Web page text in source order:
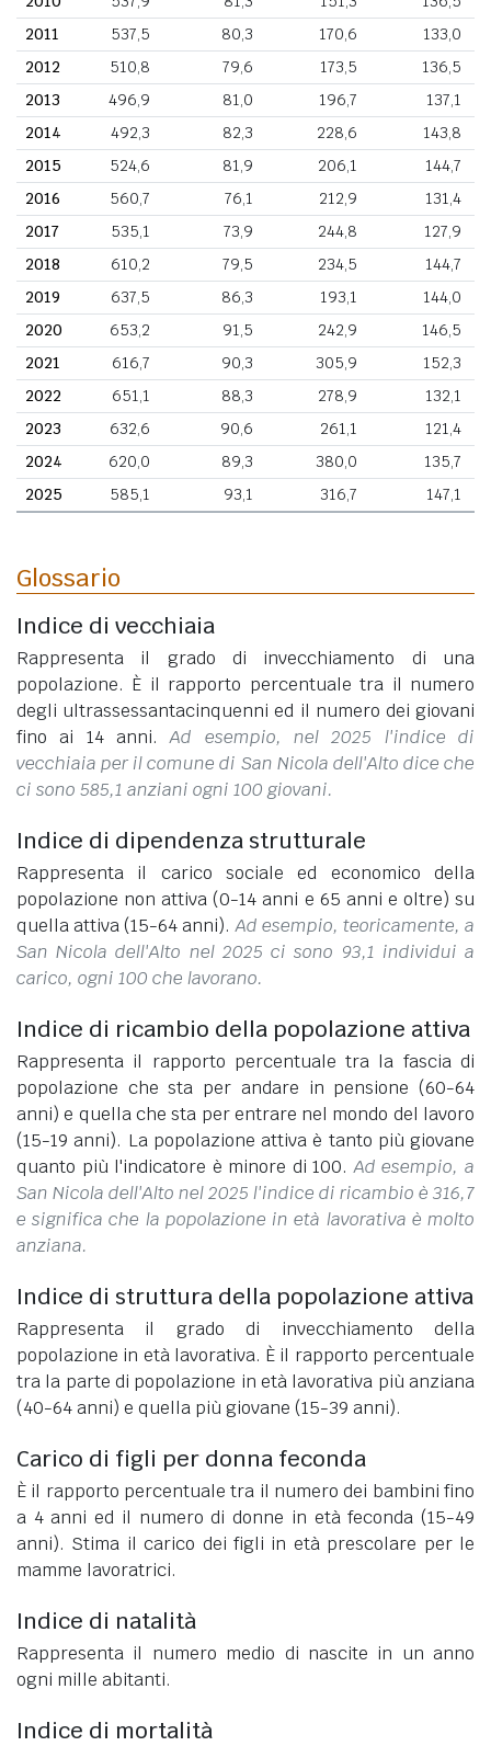
2011
537,5 80,3 170,6
133,0
2012
510,8 79,6 173,5
136,5
2013
496,9 81,0 196,7
137,1
2014
492,3 82,3 228,6
143,8
2015
524,6 81,9 206,1
144,7
2016
560,7 76,1 212,9
131,4
2017
535,1 73,9 244,8
127,9
2018
610,2 79,5 234,5
144,7
2019
637,5 86,3 193,1
144,0
2020
653,2 91,5 242,9
146,5
2021
616,7 90,3 305,9
152,3
2022
651,1 88,3 278,9
132,1
2023
632,6 90,6 261,1
121,4
2024
620,0 89,3 380,0
135,7
2025
585,1 93,1 316,7 147,1
Glossario
Indice di vecchiaia
Rappresenta il grado di invecchiamento di una
popolazione. È il rapporto percentuale tra il numero
degli ultrassessantacinquenni ed il numero dei giovani
fino ai 14 anni.Ad esempio, nel 2025 l'indice di
vecchiaia per il comune di San Nicola dell'Alto dice che
ci sono 585,1 anziani ogni 100 giovani.
Indice di dipendenza strutturale
Rappresenta il carico sociale ed economico della
popolazione non attiva (0-14 anni e 65 anni e oltre) su
quella attiva (15-64 anni).Ad esempio, teoricamente, a
San Nicola dell'Alto nel 2025 ci sono 93,1 individui a
carico, ogni 100 che lavorano.
Indice di ricambio della popolazione attiva
Rappresenta il rapporto percentuale tra la fascia di
popolazione che sta per andare in pensione (60-64
anni) e quella che sta per entrare nel mondo del lavoro
(15-19 anni). La popolazione attiva è tanto più giovane
quanto più l'indicatore è minore di 100.Ad esempio, a
San Nicola dell'Alto nel 2025 l'indice di ricambio è 316,7
e significa che la popolazione in età lavorativa è molto
anziana.
Indice di struttura della popolazione attiva
Rappresenta il grado di invecchiamento della
popolazione in età lavorativa. È il rapporto percentuale
tra la parte di popolazione in età lavorativa più anziana
(40-64 anni) e quella più giovane (15-39 anni).
Carico di figli per donna feconda
È il rapporto percentuale tra il numero dei bambini fino
a 4 anni ed il numero di donne in età feconda (15-49
anni). Stima il carico dei figli in età prescolare per le
mamme lavoratrici.
Indice di natalità
Rappresenta il numero medio di nascite in un anno
ogni mille abitanti.
Indice di mortalità